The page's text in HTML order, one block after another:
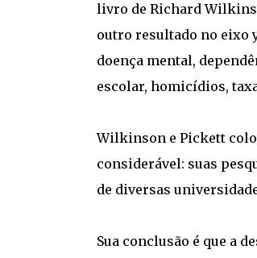
livro de Richard
outro resultado no eixo
doença mental,
escolar, homicídios,
Wilkinson e Pickett
considerável: suas
de diversas
Sua conclusão é que a